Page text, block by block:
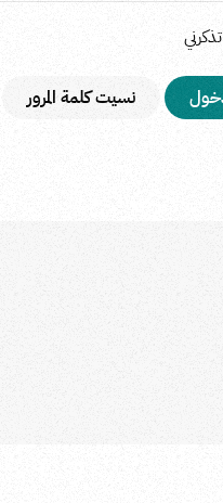
تذكرني
نسيت كلمة المرور